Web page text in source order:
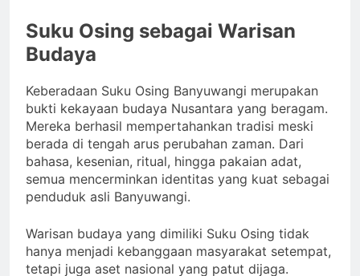
Suku Osing sebagai Warisan
Budaya
Keberadaan Suku Osing Banyuwangi merupakan
bukti kekayaan budaya Nusantara yang beragam.
Mereka berhasil mempertahankan tradisi meski
berada di tengah arus perubahan zaman. Dari
bahasa, kesenian, ritual, hingga pakaian adat,
semua mencerminkan identitas yang kuat sebagai
penduduk asli Banyuwangi.
Warisan budaya yang dimiliki Suku Osing tidak
hanya menjadi kebanggaan masyarakat setempat,
tetapi juga aset nasional yang patut dijaga.